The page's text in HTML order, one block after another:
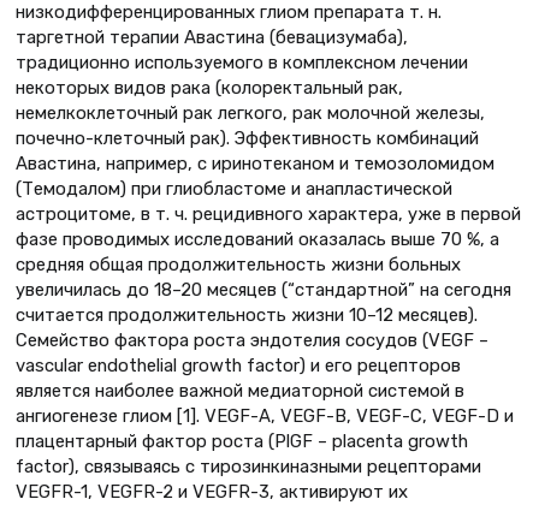
низкодифференцированных глиом препарата т. н.
таргетной терапии Авастина (бевацизумаба),
традиционно используемого в комплексном лечении
некоторых видов рака (колоректальный рак,
немелкоклеточный рак легкого, рак молочной железы,
почечно-клеточный рак). Эффективность комбинаций
Авастина, например, с иринотеканом и темозоломидом
(Темодалом) при глиобластоме и анапластической
астроцитоме, в т. ч. рецидивного характера, уже в первой
фазе проводимых исследований оказалась выше 70 %, а
средняя общая продолжительность жизни больных
увеличилась до 18–20 месяцев (“стандартной” на сегодня
считается продолжительность жизни 10–12 месяцев).
Семейство фактора роста эндотелия сосудов (VEGF –
vascular endothelial growth factor) и его рецепторов
является наиболее важной медиаторной системой в
ангиогенезе глиом [1]. VEGF-A, VEGF-B, VEGF-C, VEGF-D и
плацентарный фактор роста (PlGF – placenta growth
factor), связываясь с тирозинкиназными рецепторами
VEGFR-1, VEGFR-2 и VEGFR-3, активируют их